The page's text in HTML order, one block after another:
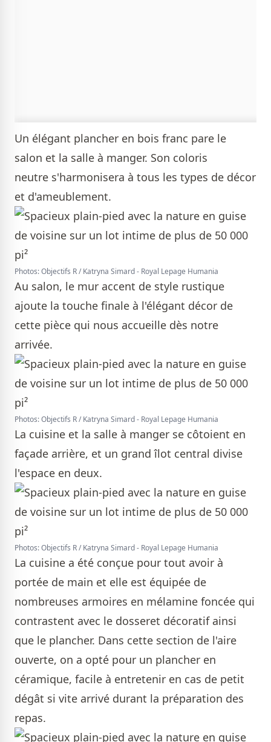
Un élégant plancher en bois franc pare le
salon et la salle à manger. Son coloris
neutre s'harmonisera à tous les types de décor
et d'ameublement.
Photos: Objectifs R / Katryna Simard - Royal Lepage Humania
Au salon, le mur accent de style rustique
ajoute la touche finale à l'élégant décor de
cette pièce qui nous accueille dès notre
arrivée.
Photos: Objectifs R / Katryna Simard - Royal Lepage Humania
La cuisine et la salle à manger se côtoient en
façade arrière, et un grand îlot central divise
l'espace en deux.
Photos: Objectifs R / Katryna Simard - Royal Lepage Humania
La cuisine a été conçue pour tout avoir à
portée de main et elle est équipée de
nombreuses armoires en mélamine foncée qui
contrastent avec le dosseret décoratif ainsi
que le plancher. Dans cette section de l'aire
ouverte, on a opté pour un plancher en
céramique, facile à entretenir en cas de petit
dégât si vite arrivé durant la préparation des
repas.